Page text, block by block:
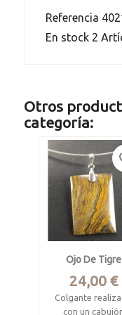
Referencia
En stock 2
Otros
categoría:
Ojo De Tigre
Precio
24,00 €
Colgante
con un